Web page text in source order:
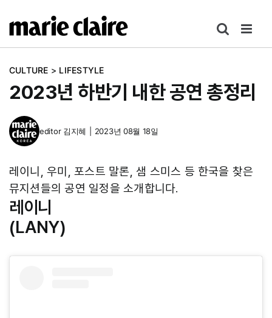
텐
건CULTURE > LIFESTYLE
2023년 하반기 내한 공연 총정리
editor 김지혜 2023년 08월 18일
레이니, 우미, 포스트 말론, 샘 스미스 등 한국을 찾은
뮤지션들의 공연 일정을 소개합니다.
레이니
(LANY)